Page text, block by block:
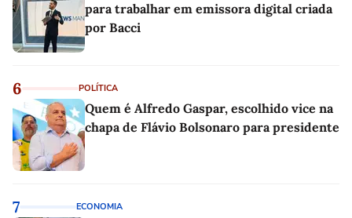
para trabalhar em emissora digital criada
por Bacci
6 POLÍTICA
Quem é Alfredo Gaspar, escolhido vice na
chapa de Flávio Bolsonaro para presidente
7 ECONOMIA